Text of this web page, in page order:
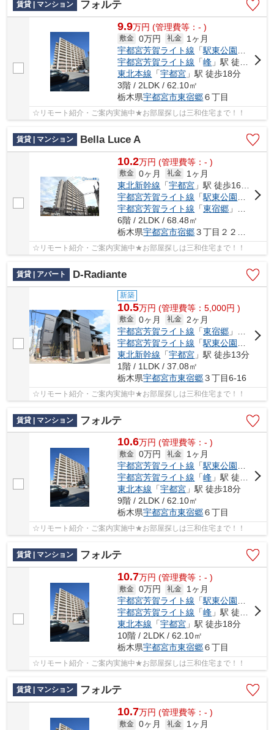
賃貸 | マンション フォルテ
9.9万円 (管理費等：- )
敷金 0万円 礼金
1ヶ月
宇都宮芳賀ライト線 「駅東公園前
宇都宮芳賀ライト線 「峰 」駅 徒歩6分
東北本線 「宇都宮 」駅 徒歩18分
3階 / 2LDK / 62.10㎡
栃木県宇都宮市東宿郷６丁目
☆リモート紹介・ご案内実施中★お部屋探しは三和住宅まで！！
賃貸 | マンション Bella Luce A
10.2万円 (管理費等：- )
敷金 0ヶ月 礼金
1ヶ月
東北新幹線 「宇都宮 」駅 徒歩16分車4分 1.4km
宇都宮芳賀ライト線 「駅東公園前
」駅
宇都宮芳賀ライト線 「東宿郷 」駅 徒歩10分
6階 / 2LDK / 68.48㎡
栃木県宇都宮市宿郷３丁目２２－４
☆リモート紹介・ご案内実施中★お部屋探しは三和住宅まで！！
賃貸 | アパート D-Radiante
新築
10.5万円 (管理費等：5,000円 )
敷金 0ヶ月 礼金
2ヶ月
宇都宮芳賀ライト線 「東宿郷 」駅 徒歩4分
宇都宮芳賀ライト線 「駅東公園前
」駅
東北新幹線 「宇都宮 」駅 徒歩13分
1階 / 1LDK / 37.08㎡
栃木県宇都宮市東宿郷３丁目6-16
☆リモート紹介・ご案内実施中★お部屋探しは三和住宅まで！！
賃貸 | マンション フォルテ
10.6万円 (管理費等：- )
敷金 0万円 礼金
1ヶ月
宇都宮芳賀ライト線 「駅東公園前
宇都宮芳賀ライト線 「峰 」駅 徒歩6分
東北本線 「宇都宮 」駅 徒歩18分
9階 / 2LDK / 62.10㎡
栃木県宇都宮市東宿郷６丁目
☆リモート紹介・ご案内実施中★お部屋探しは三和住宅まで！！
賃貸 | マンション フォルテ
10.7万円 (管理費等：- )
敷金 0万円 礼金
1ヶ月
宇都宮芳賀ライト線 「駅東公園前
宇都宮芳賀ライト線 「峰 」駅 徒歩6分
東北本線 「宇都宮 」駅 徒歩18分
10階 / 2LDK / 62.10㎡
栃木県宇都宮市東宿郷６丁目
☆リモート紹介・ご案内実施中★お部屋探しは三和住宅まで！！
賃貸 | マンション フォルテ
10.7万円 (管理費等：- )
敷金 0ヶ月 礼金
1ヶ月